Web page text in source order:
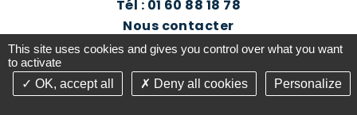
Tél : 01 60 88 18 78
Nous contacter
Prendre rendez-vous
This site uses cookies and gives you control over what you want
to activate
OK, accept all
Deny all cookies Personalize